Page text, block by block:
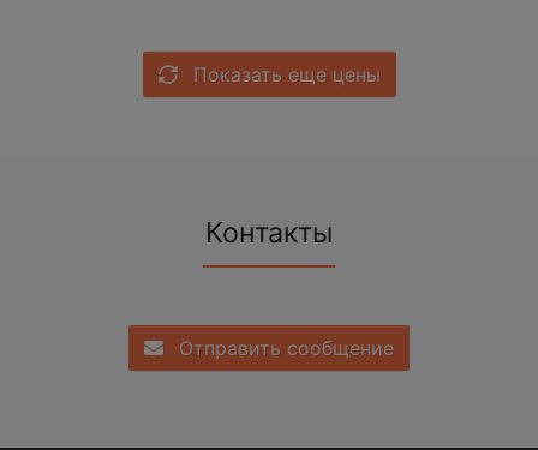
Показать еще цены
Контакты
Отправить сообщение